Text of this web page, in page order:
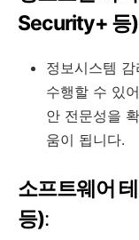
Security+ 등)
정보시스템
수행할 수 있
안 전문성을
움이 됩니다.
소프트웨어
등):